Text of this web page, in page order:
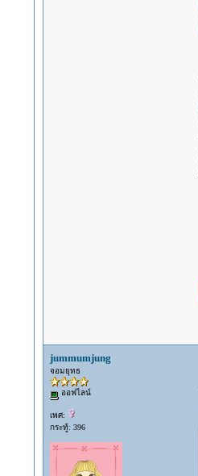
jummumjung
จอมยุทธ
ออฟไลน์
เพศ:
กระทู้: 396